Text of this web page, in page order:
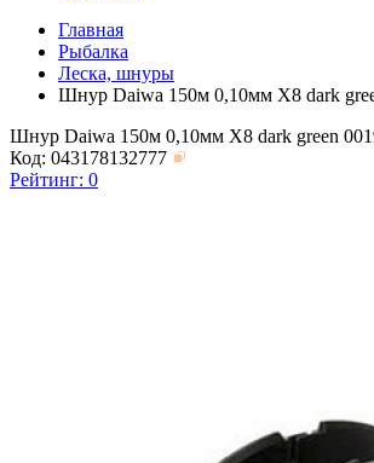
Главная
Рыбалка
Леска, шнуры
Шнур Daiwa 150м 0,10мм X8 dark
Шнур Daiwa 150м 0,10мм X8 dark green
Код: 043178132777
Рейтинг: 0